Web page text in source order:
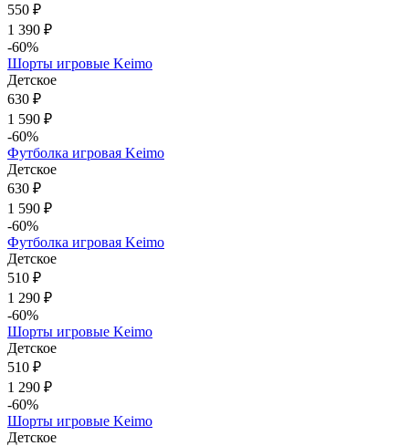
550 ₽
1 390 ₽
-60%
Шорты игровые Keimo
Детское
630 ₽
1 590 ₽
-60%
Футболка игровая Keimo
Детское
630 ₽
1 590 ₽
-60%
Футболка игровая Keimo
Детское
510 ₽
1 290 ₽
-60%
Шорты игровые Keimo
Детское
510 ₽
1 290 ₽
-60%
Шорты игровые Keimo
Детское